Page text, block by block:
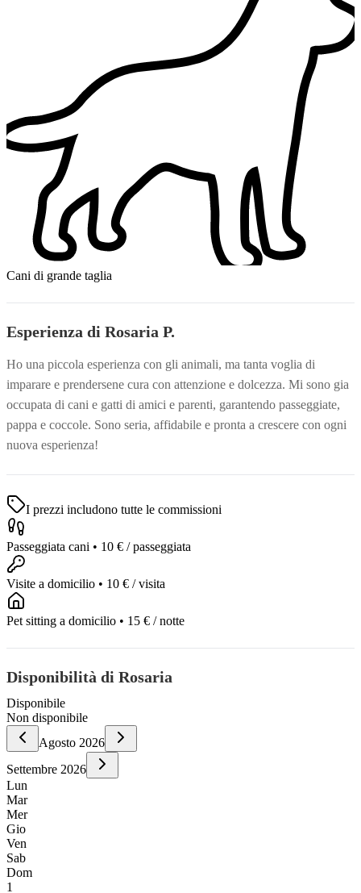
Cani di grande taglia
Esperienza di Rosaria P.
Ho una piccola esperienza con gli animali, ma tanta voglia di
imparare e prendersene cura con attenzione e dolcezza. Mi sono gia
occupata di cani e gatti di amici e parenti, garantendo passeggiate,
pappa e coccole. Sono seria, affidabile e pronta a crescere con ogni
nuova esperienza!
I prezzi includono tutte le commissioni
Passeggiata cani • 10 € / passeggiata
Visite a domicilio • 10 € / visita
Pet sitting a domicilio • 15 € / notte
Disponibilità di Rosaria
Disponibile
Non disponibile
Agosto 2026
Settembre 2026
Lun
Mar
Mer
Gio
Ven
Sab
Dom
1